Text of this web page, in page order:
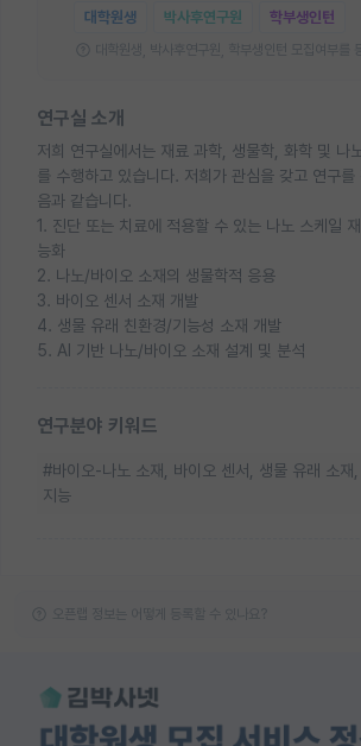
대학원생 박사후연구원 학부생인턴
대학원생, 박사후연구원, 학부생인턴 모집여부를
연구실 소개
저희 연구실에서는 재료 과학, 생물학, 화학 및 나
를 수행하고 있습니다. 저희가 관심을 갖고 연구
음과 같습니다.
1. 진단 또는 치료에 적용할 수 있는 나노 스케일
능화
2. 나노/바이오 소재의 생물학적 응용
3. 바이오 센서 소재 개발
4. 생물 유래 친환경/기능성 소재 개발
5. AI 기반 나노/바이오 소재 설계 및 분석
연구분야 키워드
#바이오-나노 소재, 바이오 센서, 생물 유래 소재
지능
오픈랩 정보는 어떻게 등록할 수 있나요?